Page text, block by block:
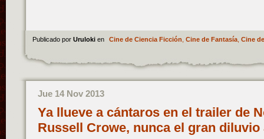
Publicado por Uruloki en Cine de Ciencia Ficción Cine de Fantasía, Cine
Jue 14 Nov 2013
Ya llueve a cántaros en el trailer de
Russell Crowe, nunca el gran